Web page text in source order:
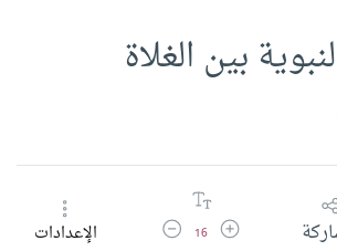
بين الغلاة
زيادة حجم الخط
16 تقليل حجم الخطالإعدادات